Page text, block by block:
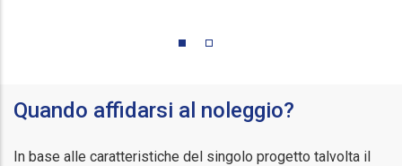
Quando affidarsi al noleggio?
In base alle caratteristiche del singolo progetto talvolta il